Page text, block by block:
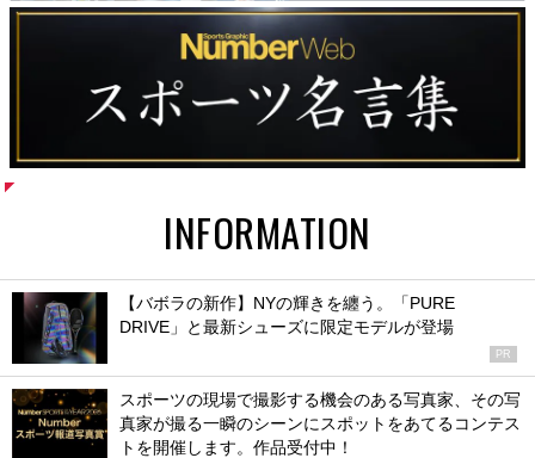
INFORMATION
【バボラの新作】NYの輝きを纏う。「PURE
DRIVE」と最新シューズに限定モデルが登場
PR
スポーツの現場で撮影する機会のある写真家、その写
真家が撮る一瞬のシーンにスポットをあてるコンテス
トを開催します。作品受付中！